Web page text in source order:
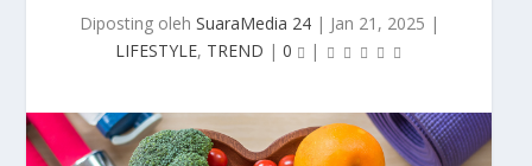
Diposting oleh SuaraMedia 24| Jan 21, 2025 |
LIFESTYLE, TREND | 0 |